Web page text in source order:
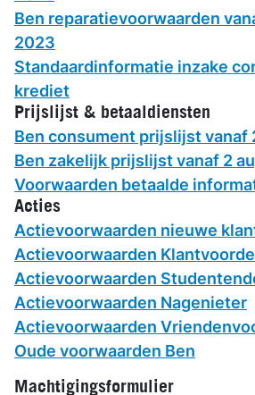
Ben reparatievoorwaarden
2023
Standaardinformatie inzake
krediet
Prijslijst & betaaldiensten
Ben consument prijslijst vanaf
Ben zakelijk prijslijst vanaf 2
Voorwaarden betaalde
Acties
Actievoorwaarden nieuwe
Actievoorwaarden
Actievoorwaarden
Actievoorwaarden Nagenieter
Actievoorwaarden
Oude voorwaarden Ben
Machtigingsformulier